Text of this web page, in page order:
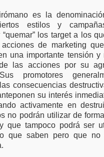
es la
estilos y
los target a los
de marketing
una importante tensión y
las acciones por su
promotores
consecuencias
su interés
activamente en
no podrán utilizar de
que tampoco podrá ser
que saben pero que no